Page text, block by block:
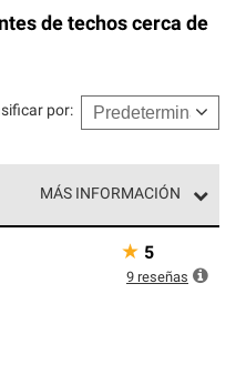
de techos cerca de
por:
MÁS INFORMACIÓN
de nuestra red
estrictos de
destreza incomparable.
★ 5
9 reseñas